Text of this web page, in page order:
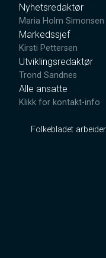
Nyhetsredaktør
Maria Holm Simonsen
Markedssjef
Kirsti Pettersen
Utviklingsredaktør
Trond Sandnes
Alle ansatte
Klikk for kontakt-info
Folkebladet